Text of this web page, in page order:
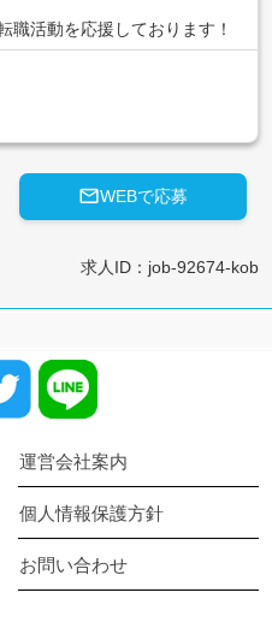
職活動を応援しております！
WEBで応募
求人ID：job-92674-kob
運営会社案内
個人情報保護方針
お問い合わせ